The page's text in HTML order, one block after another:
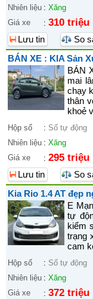
Nhiên liệu : Xăng
Giá xe
: 310 triệu
Lưu tin
So
BÁN XE : KIA Sản
BÁN
mai
chạy
thân
khoẻ
Hộp số : Số tự động
Nhiên liệu : Xăng
Giá xe
: 295 triệu
Lưu tin
So
Kia Rio 1.4 AT đẹp
E
tự
kiểm
trạng
cam
Hộp số : Số tự động
Nhiên liệu : Xăng
Giá xe
: 372 triệu